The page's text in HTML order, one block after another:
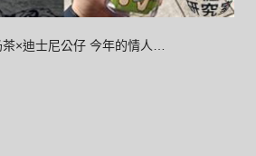
×迪士尼公仔 今年的情人…